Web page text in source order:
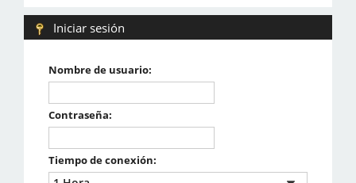
Iniciar sesión
Nombre de usuario:
Contraseña:
Tiempo de conexión: